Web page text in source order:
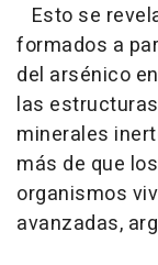
Esto se
formados a
del arsénico
las
minerales
más de que
organismos
avanzadas,